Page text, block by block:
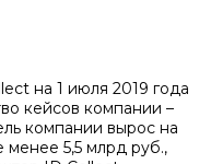
на 1 июля 2019 года
кейсов компании –
компании вырос на
менее 5,5 млрд руб.,